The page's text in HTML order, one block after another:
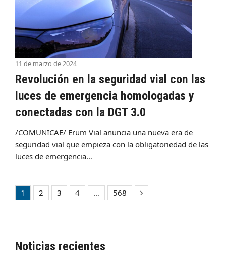
11 de marzo de 2024
Revolución en la seguridad vial con las
luces de emergencia homologadas y
conectadas con la DGT 3.0
/COMUNICAE/ Erum Vial anuncia una nueva era de
seguridad vial que empieza con la obligatoriedad de las
luces de emergencia…
Page
1 Page
2 Page
3 Page
4 … Page
568 Siguiente
Noticias recientes